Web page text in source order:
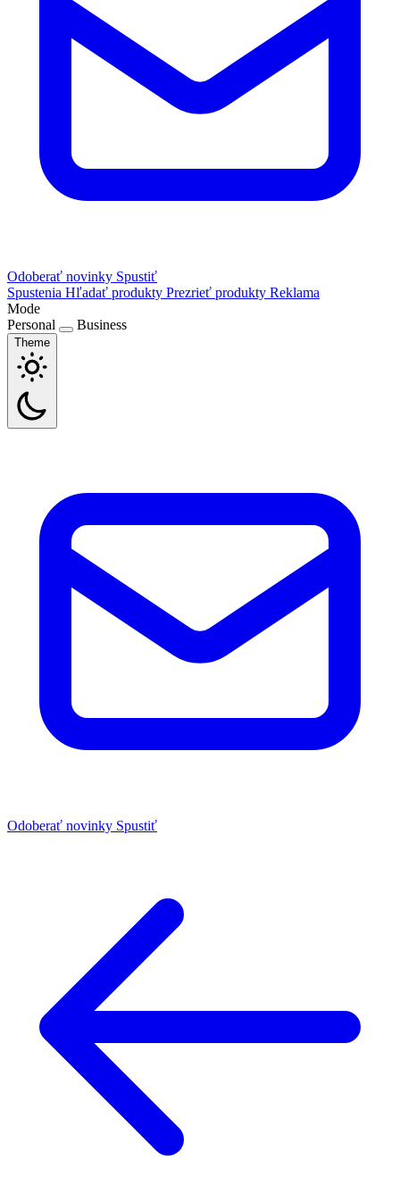
Odoberať novinky Spustiť
Spustenia Hľadať produkty Prezrieť produkty Reklama
Mode
Personal
Business
Theme
Odoberať novinky Spustiť